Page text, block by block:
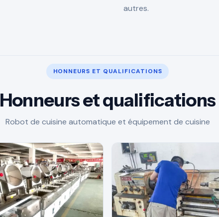
autres.
HONNEURS ET QUALIFICATIONS
Honneurs et qualifications
Robot de cuisine automatique et équipement de cuisine